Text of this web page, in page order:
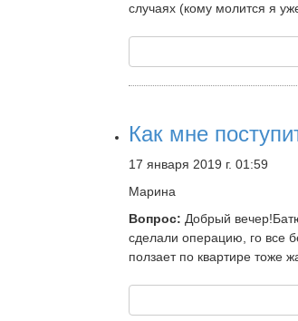
случаях (кому молится я
Как мне
17 января 2019 г. 01:59
Марина
Вопрос: Добрый
сделали операцию, го все
ползает по квартире тоже